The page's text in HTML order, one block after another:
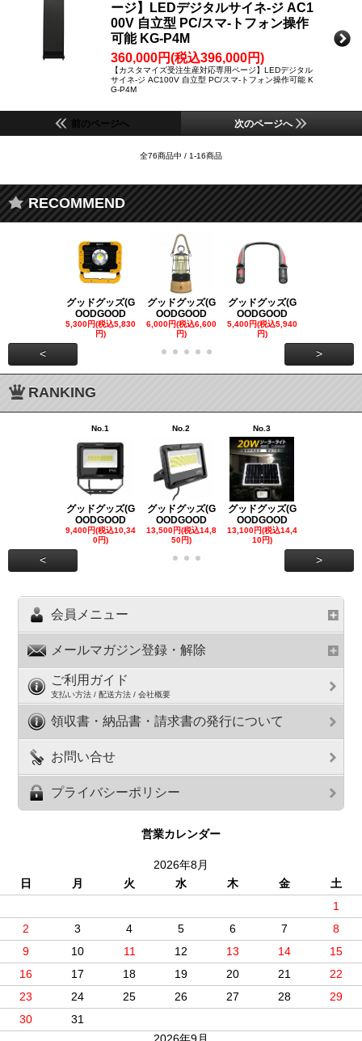
ージ】LEDデジタルサイネ-ジ AC1
00V 自立型 PC/スマ-トフォン操作
可能 KG-P4M
360,000円(税込396,000円)
【カスタマイズ受注生産対応専用ページ】LEDデジタル
サイネ-ジ AC100V 自立型 PC/スマ-トフォン操作可能 K
G-P4M
前のページへ 次のページへ
全76商品中 / 1-16商品
RECOMMEND
グッドグッズ(G
OODGOOD
5,300円(税込5,830
円)
グッドグッズ(G
OODGOOD
6,000円(税込6,600
円)
グッドグッズ(G
OODGOOD
5,400円(税込5,940
円)
< >
RANKING
No.1
グッドグッズ(G
OODGOOD
9,400円(税込10,34
0円)
No.2
グッドグッズ(G
OODGOOD
13,500円(税込14,8
50円)
No.3
グッドグッズ(G
OODGOOD
13,100円(税込14,4
10円)
< >
会員メニュー
メールマガジン登録・解除
ご利用ガイド
支払い方法 / 配送方法 / 会社概要
領収書・納品書・請求書の発行について
お問い合せ
プライバシーポリシー
営業カレンダー
2026年8月
日
月 火 水 木 金
土
1
2
3 4 5 6 7
8
9
10 11 12 13 14
15
16
17 18 19 20 21
22
23
24 25 26 27 28
29
30
31
2026年9月